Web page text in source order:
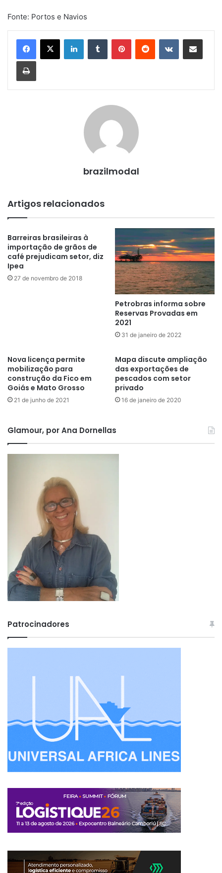
Fonte: Portos e Navios
LinkedinTumblr PinterestReddit VK Compartilhar via e-mail
Imprimir
brazilmodal
Artigos relacionados
Barreiras brasileiras à
importação de grãos de
café prejudicam setor, diz
Ipea
27 de novembro de 2018
Petrobras informa sobre
Reservas Provadas em
2021
31 de janeiro de 2022
Nova licença permite
mobilização para
construção da Fico em
Goiás e Mato Grosso
21 de junho de 2021
Mapa discute ampliação
das exportações de
pescados com setor
privado
16 de janeiro de 2020
Glamour, por Ana Dornellas
Patrocinadores